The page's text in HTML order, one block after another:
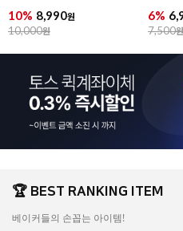
10% 8,990원
10,000원
6%
7,500원
🏆 BEST RANKING ITEM
베이커들의 손꼽는 아이템!